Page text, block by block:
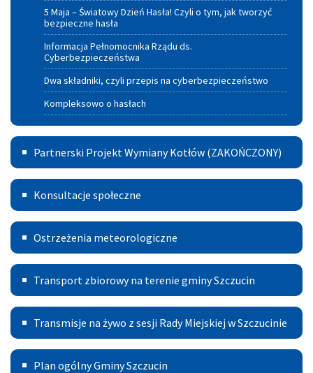
5 Maja – Światowy Dzień Hasła! Czyli o tym, jak tworzyć
bezpieczne hasła
Informacja Pełnomocnika Rządu ds.
Cyberbezpieczeństwa
Dwa składniki, czyli przepis na cyberbezpieczeństwo
Kompleksowo o hasłach
Partnerski
Projekt
Wymiany
Kotłów
Partnerski Projekt Wymiany Kotłów (ZAKOŃCZONY)
Konsultacje
Konsultacje społeczne
Ostrzeżenia
meteorologiczne
Ostrzeżenia meteorologiczne
Transport
Publiczny
Transport zbiorowy na terenie gminy Szczucin
Transmisje
na
żywo
Transmisje na żywo z sesji Rady Miejskiej w Szczucinie
PlanPlan ogólny Gminy Szczucin